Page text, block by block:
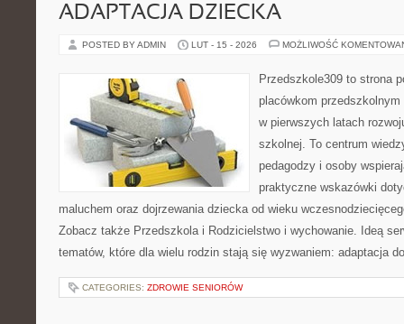
ADAPTACJA DZIECKA
POSTED BY ADMIN LUT - 15 - 2026 MOŻLIWOŚĆ
Przedszkole309 to strona
placówkom
w pierwszych latach
szkolnej. To centrum
pedagodzy i osoby
praktyczne wskazówki
maluchem oraz dojrzewania dziecka od wieku
Zobacz także Przedszkola i Rodzicielstwo i wychowanie. Ideą
tematów, które dla wielu rodzin stają się wyzwaniem: adaptacja
CATEGORIES: ZDROWIE SENIORÓW